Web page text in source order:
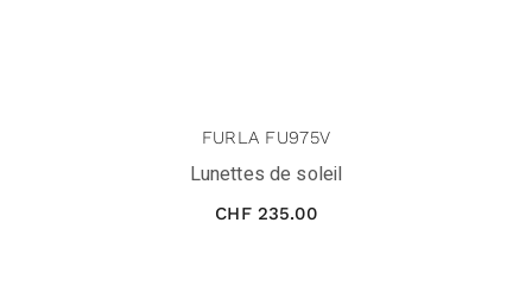
FURLA FU975V
Lunettes de soleil
CHF235.00